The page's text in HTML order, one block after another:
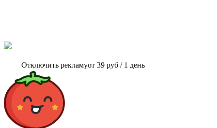
Отключить рекламуот 39 руб / 1 день